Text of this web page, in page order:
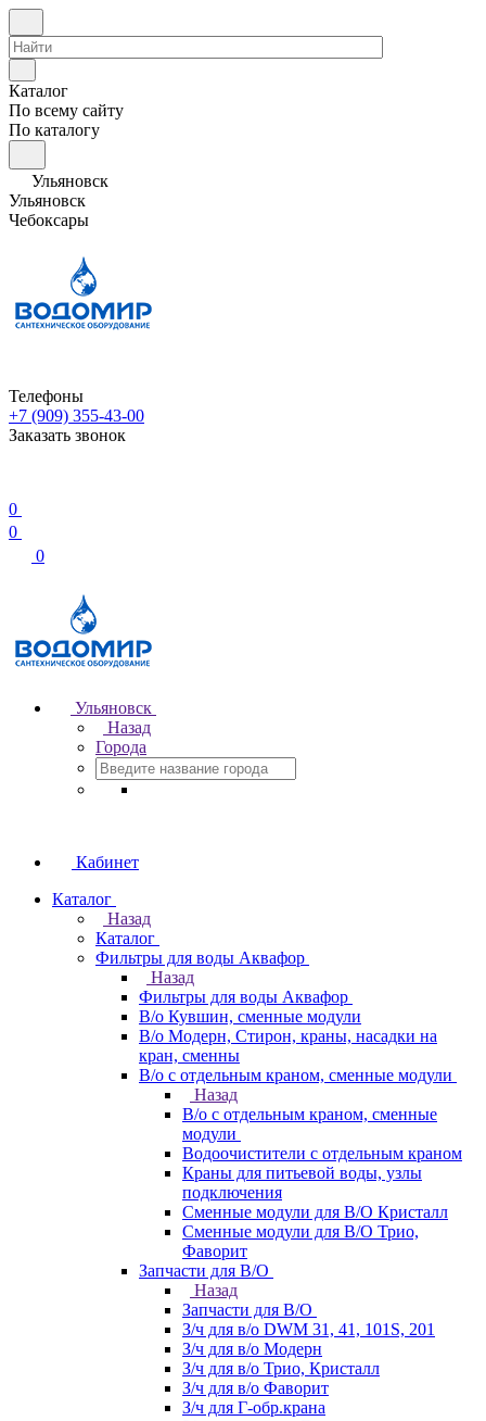
Каталог
По всему сайту
По каталогу
Ульяновск
Ульяновск
Чебоксары
Телефоны
+7 (909) 355-43-00
Заказать звонок
0
0
0
Ульяновск
Назад
Города
Кабинет
Каталог
Назад
Каталог
Фильтры для воды Аквафор
Назад
Фильтры для воды Аквафор
В/о Кувшин, сменные модули
В/о Модерн, Стирон, краны, насадки на
кран, сменны
В/о с отдельным краном, сменные модули
Назад
В/о с отдельным краном, сменные
модули
Водоочистители с отдельным краном
Краны для питьевой воды, узлы
подключения
Сменные модули для В/О Кристалл
Сменные модули для В/О Трио,
Фаворит
Запчасти для В/О
Назад
Запчасти для В/О
З/ч для в/о DWM 31, 41, 101S, 201
З/ч для в/о Модерн
З/ч для в/о Трио, Кристалл
З/ч для в/о Фаворит
З/ч для Г-обр.крана